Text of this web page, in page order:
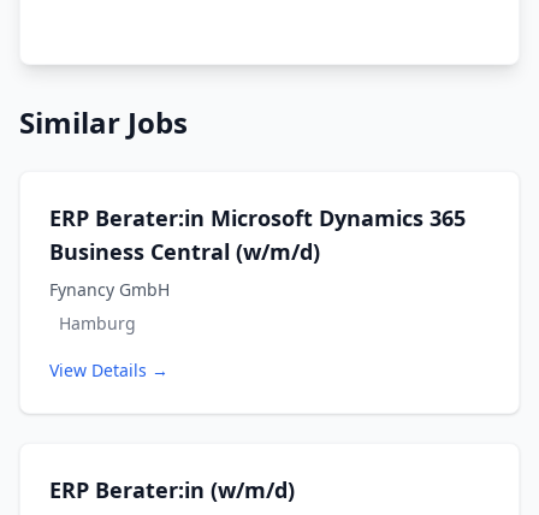
Similar Jobs
ERP Berater:in Microsoft Dynamics 365
Business Central (w/m/d)
Fynancy GmbH
Hamburg
View Details →
ERP Berater:in (w/m/d)